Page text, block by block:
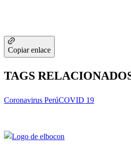
Copiar enlace
TAGS
Coronavirus PerúCOVID 19